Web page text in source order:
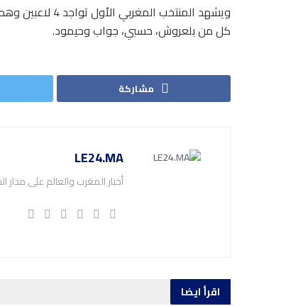
ويشهد المنتخب
كل من بلعروش، حسبي، جواب وحيمود.
مشاركة
LE24.MA
أخبار المغرب والعالم على
اقرأ ايضا